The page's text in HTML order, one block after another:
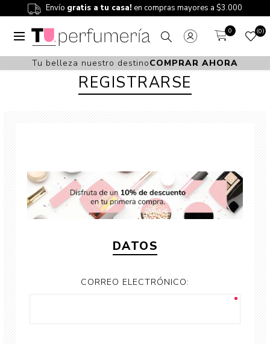
Envío gratis a tu casa! en compras mayores a $3.000
0 0
Tu belleza nuestro destinoCOMPRAR AHORA
REGISTRARSE
DATOS
CORREO ELECTRÓNICO: